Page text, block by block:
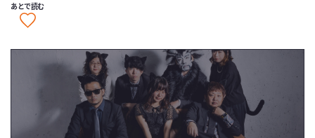
あとで読む